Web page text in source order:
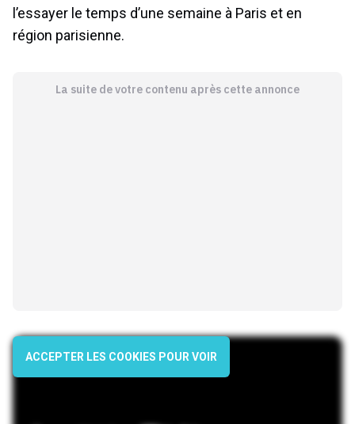
l’essayer le temps d’une semaine à Paris et en
région parisienne.
La suite de votre contenu après cette annonce
ACCEPTER LES COOKIES POUR VOIR